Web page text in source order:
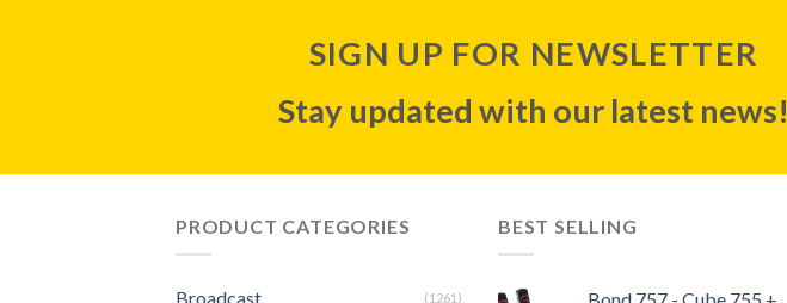
SIGN UP FOR NEWSLETTER
Stay updated with our latest news!
PRODUCT CATEGORIES
Broadcast (1261)
BEST SELLING